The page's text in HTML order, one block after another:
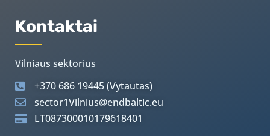
Kontaktai
Vilniaus sektorius
+370 686 19445 (Vytautas)
sector1Vilnius@endbaltic.eu
LT087300010179618401